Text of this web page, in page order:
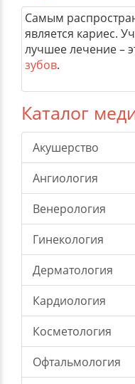
Самым
является кариес.
лучшее лечение –
зубов.
Каталог
Акушерство
Ангиология
Венерология
Гинекология
Дерматология
Кардиология
Косметология
Офтальмология